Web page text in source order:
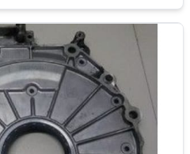
Охлаждение:
Эксплуатационные
и кик-стартер Максимальная
3.5 л/100 км
89 кг